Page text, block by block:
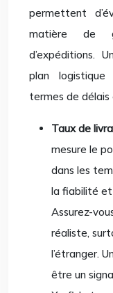
permettent
matière de
d’expéditions.
plan
termes de
Taux de
mesure le
dans les
la fiabilité et
Assurez-
réaliste,
l’étranger.
être un